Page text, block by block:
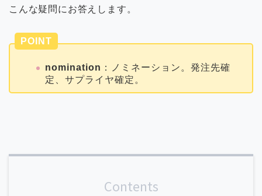
こんな疑問にお答えします。
POINT
nomination ：ノミネーション。発注先確
定、サプライヤ確定。
Contents